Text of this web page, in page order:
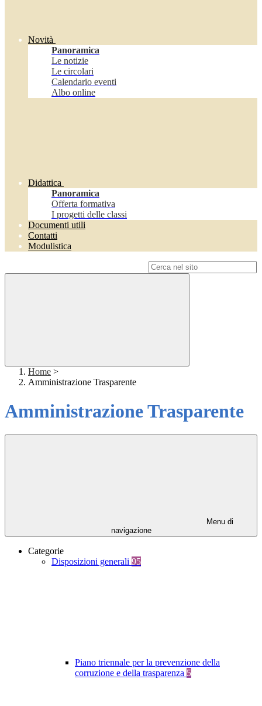
Novità
Panoramica
Le notizie
Le circolari
Calendario eventi
Albo online
Didattica
Panoramica
Offerta formativa
I progetti delle classi
Documenti utili
Contatti
Modulistica
Home >
Amministrazione Trasparente
Amministrazione Trasparente
Menu di
navigazione
Categorie
Disposizioni generali 95
Piano triennale per la prevenzione della
corruzione e della trasparenza 5